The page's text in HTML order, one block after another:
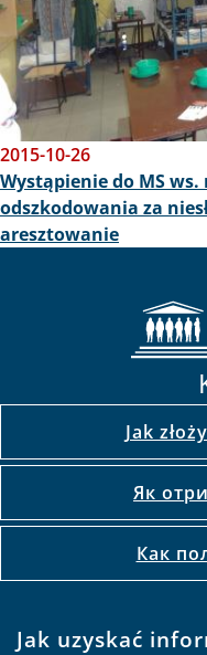
2015-10-26
Wystąpienie do MS
odszkodowania za
aresztowanie
Jak
Як
Как
Jak uzyskać